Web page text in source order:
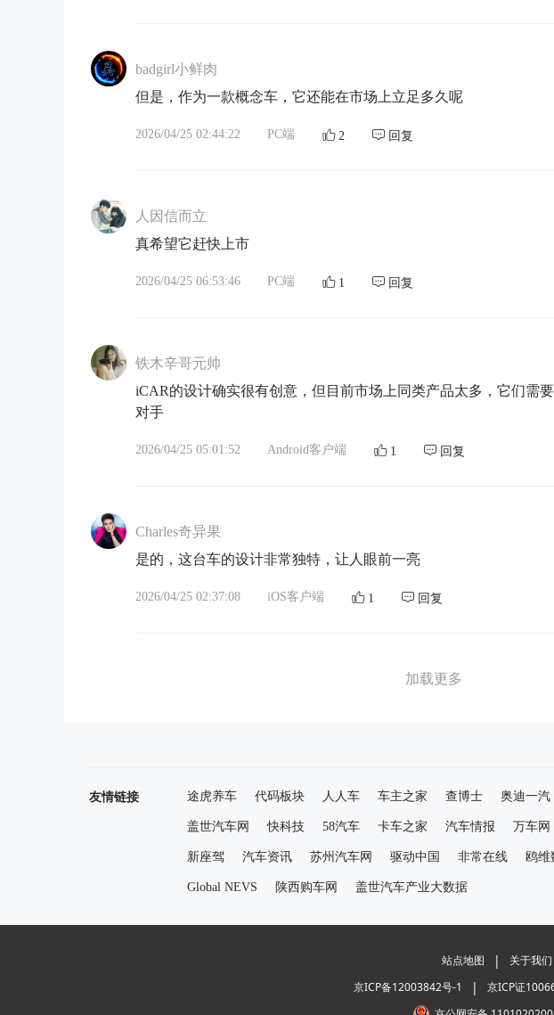
badgirl小鲜肉
但是，作为一款概念车，它还能在市场上立足多久呢
2026/04/25 02:44:22 PC端 2 回复
人因信而立
真希望它赶快上市
2026/04/25 06:53:46 PC端 1 回复
铁木辛哥元帅
iCAR的设计确实很有创意，但目前市场上同类产品太多，它们需
对手
2026/04/25 05:01:52 Android客户端 1 回复
Charles奇异果
是的，这台车的设计非常独特，让人眼前一亮
2026/04/25 02:37:08 iOS客户端 1 回复
加载更多
友情链接 途虎养车 代码板块 人人车 车主之家 查博士 奥迪一汽
盖世汽车网 快科技 58汽车 卡车之家 汽车情报 万车网
新座驾 汽车资讯 苏州汽车网 驱动中国 非常在线 鸥维
Global NEVS 陕西购车网 盖世汽车产业大数据
站点地图 | 关于我们
京ICP备12003842号-1
| 京ICP证